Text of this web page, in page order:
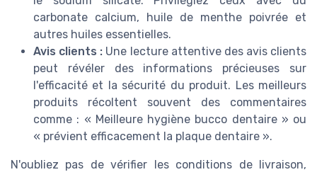
carbonate calcium, huile de menthe poivrée et
autres huiles essentielles.
Avis clients : Une lecture attentive des avis clients
peut révéler des informations précieuses sur
l'efficacité et la sécurité du produit. Les meilleurs
produits récoltent souvent des commentaires
comme : « Meilleure hygiène bucco dentaire » ou
« prévient efficacement la plaque dentaire ».
N'oubliez pas de vérifier les conditions de livraison,